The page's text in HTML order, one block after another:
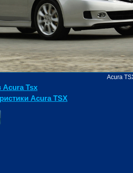
Acura
Tsx
Acura TSX